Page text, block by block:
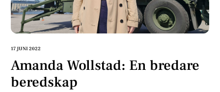
17 JUNI 2022
Amanda Wollstad: En bredare
beredskap